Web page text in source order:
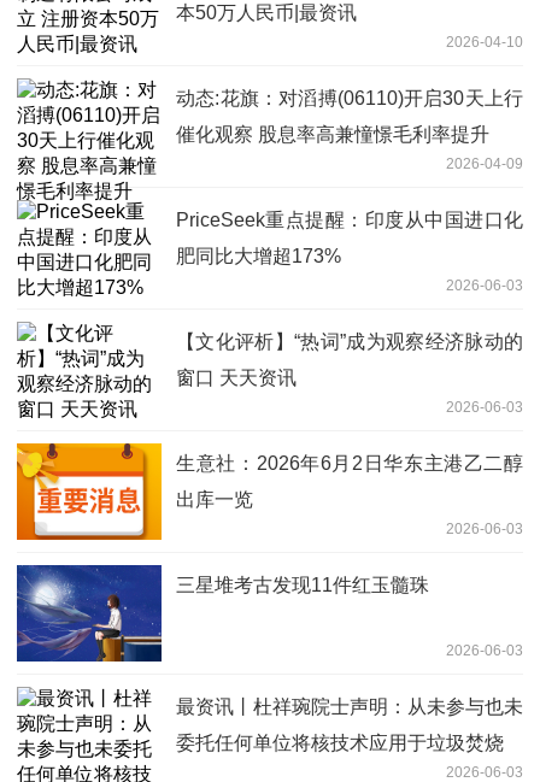
本50万人民币|最资讯
2026-04-10
动态:花旗：对滔搏(06110)开启30天上行
催化观察 股息率高兼憧憬毛利率提升
2026-04-09
PriceSeek重点提醒：印度从中国进口化
肥同比大增超173%
2026-06-03
【文化评析】“热词”成为观察经济脉动的
窗口 天天资讯
2026-06-03
生意社：2026年6月2日华东主港乙二醇
出库一览
2026-06-03
三星堆考古发现11件红玉髓珠
2026-06-03
最资讯丨杜祥琬院士声明：从未参与也未
委托任何单位将核技术应用于垃圾焚烧
2026-06-03